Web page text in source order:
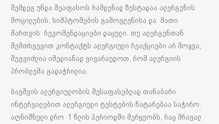
შემდეგ უნდა შეაფასოს რამდენად ზუსტადაა ალერგენის
მოცილების, სიმპტომების გამოვლენისა და მათი
მართვის რეკომენდაციები დაცული. თუ ალერგენთან
შემთხვევით კონტაქტს ალერგიული რეაქციები არ მოყვა,
შეგვიძლია იმედიანად ვივარაუდოთ, რომ ალერგიის
პრობლემა გადაჭრილია.
ბავშვის ალერგიულობის შესაფასებლად თანაბარი
ინტერვალებით ალერგიული ტესტების ჩატარებაა საჭირო.
აღნიშნული დრო 1 წლის პერიოდში მერყეობს, რაც მრავალ